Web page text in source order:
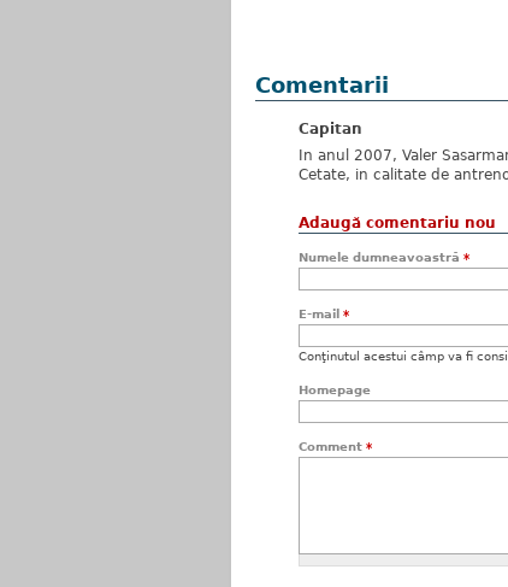
Comentarii
Capitan
In anul 2007, Valer
Cetate, in calitate de
Adaugă comentariu nou
Numele dumneavoastră *
E-mail *
Conţinutul acestui câmp va fi
Homepage
Comment *